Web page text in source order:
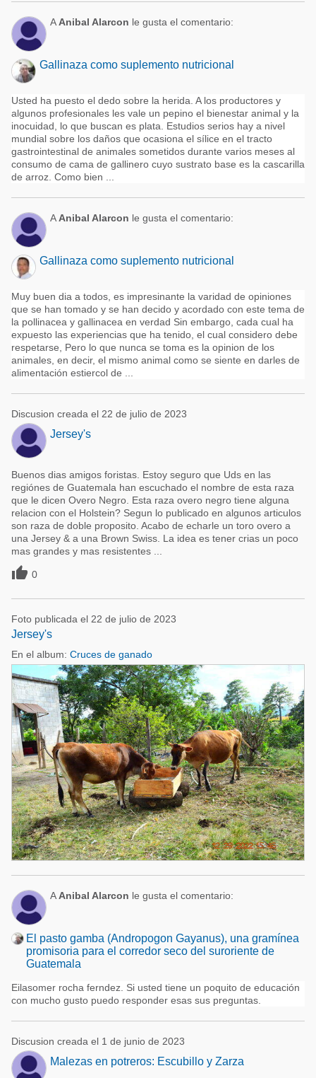
A Anibal Alarcon le gusta el comentario:
Gallinaza como suplemento nutricional
Usted ha puesto el dedo sobre la herida. A los productores y
algunos profesionales les vale un pepino el bienestar animal y la
inocuidad, lo que buscan es plata. Estudios serios hay a nivel
mundial sobre los daños que ocasiona el sílice en el tracto
gastrointestinal de animales sometidos durante varios meses al
consumo de cama de gallinero cuyo sustrato base es la cascarilla
de arroz. Como bien ...
A Anibal Alarcon le gusta el comentario:
Gallinaza como suplemento nutricional
Muy buen dia a todos, es impresinante la varidad de opiniones
que se han tomado y se han decido y acordado con este tema de
la pollinacea y gallinacea en verdad Sin embargo, cada cual ha
expuesto las experiencias que ha tenido, el cual considero debe
respetarse, Pero lo que nunca se toma es la opinion de los
animales, en decir, el mismo animal como se siente en darles de
alimentación estiercol de ...
Discusion creada el 22 de julio de 2023
Jersey's
Buenos dias amigos foristas. Estoy seguro que Uds en las
regiónes de Guatemala han escuchado el nombre de esta raza
que le dicen Overo Negro. Esta raza overo negro tiene alguna
relacion con el Holstein? Segun lo publicado en algunos articulos
son raza de doble proposito. Acabo de echarle un toro overo a
una Jersey & a una Brown Swiss. La idea es tener crias un poco
mas grandes y mas resistentes ...
 0
Foto publicada el 22 de julio de 2023
Jersey's
En el album: Cruces de ganado
A Anibal Alarcon le gusta el comentario:
El pasto gamba (Andropogon Gayanus), una gramínea
promisoria para el corredor seco del suroriente de
Guatemala
Eilasomer rocha ferndez. Si usted tiene un poquito de educación
con mucho gusto puedo responder esas sus preguntas.
Discusion creada el 1 de junio de 2023
Malezas en potreros: Escubillo y Zarza